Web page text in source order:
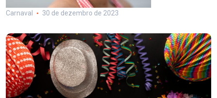
Carnaval 30 de dezembro de 2023